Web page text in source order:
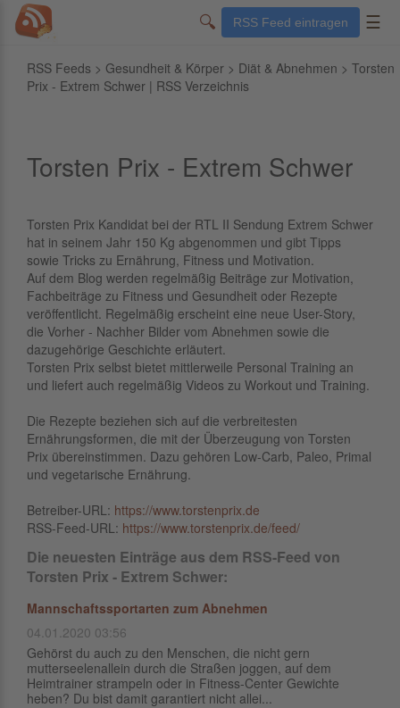
🔍 RSS Feed eintragen ☰
RSS Feeds > Gesundheit & Körper > Diät & Abnehmen > Torsten
Prix - Extrem Schwer | RSS Verzeichnis
Torsten Prix - Extrem Schwer
Torsten Prix Kandidat bei der RTL II Sendung Extrem Schwer
hat in seinem Jahr 150 Kg abgenommen und gibt Tipps
sowie Tricks zu Ernährung, Fitness und Motivation.
Auf dem Blog werden regelmäßig Beiträge zur Motivation,
Fachbeiträge zu Fitness und Gesundheit oder Rezepte
veröffentlicht. Regelmäßig erscheint eine neue User-Story,
die Vorher - Nachher Bilder vom Abnehmen sowie die
dazugehörige Geschichte erläutert.
Torsten Prix selbst bietet mittlerweile Personal Training an
und liefert auch regelmäßig Videos zu Workout und Training.
Die Rezepte beziehen sich auf die verbreitesten
Ernährungsformen, die mit der Überzeugung von Torsten
Prix übereinstimmen. Dazu gehören Low-Carb, Paleo, Primal
und vegetarische Ernährung.
Betreiber-URL: https://www.torstenprix.de
RSS-Feed-URL: https://www.torstenprix.de/feed/
Die neuesten Einträge aus dem RSS-Feed von
Torsten Prix - Extrem Schwer:
Mannschaftssportarten zum Abnehmen
04.01.2020 03:56
Gehörst du auch zu den Menschen, die nicht gern
mutterseelenallein durch die Straßen joggen, auf dem
Heimtrainer strampeln oder in Fitness-Center Gewichte
heben? Du bist damit garantiert nicht allei...